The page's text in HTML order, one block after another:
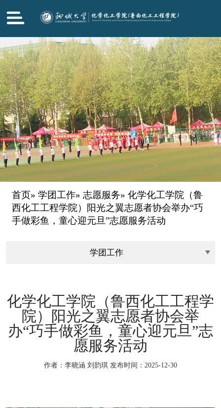
首页» 学团工作» 志愿服务» 化学化工学院（鲁
西化工工程学院）阳光之翼志愿者协会举办“巧
手做彩鱼，童心迎元旦”志愿服务活动
化学化工学院（鲁西化工工程学
院）阳光之翼志愿者协会举
办“巧手做彩鱼，童心迎元旦”志
愿服务活动
作者：李晓涵 刘韵琪 发布时间：2025-12-30